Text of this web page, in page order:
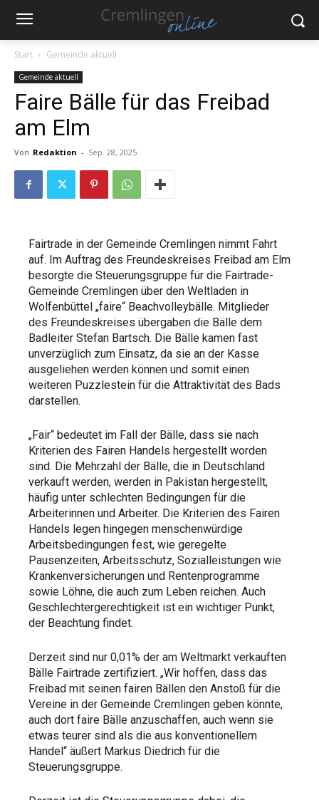
Start Gemeinde aktuell
Gemeinde aktuell
Faire Bälle für das Freibad
am Elm
Von Redaktion - Sep. 28, 2025
Fairtrade in der Gemeinde Cremlingen nimmt Fahrt
auf. Im Auftrag des Freundeskreises Freibad am Elm
besorgte die Steuerungsgruppe für die Fairtrade-
Gemeinde Cremlingen über den Weltladen in
Wolfenbüttel „faire“ Beachvolleybälle. Mitglieder
des Freundeskreises übergaben die Bälle dem
Badleiter Stefan Bartsch. Die Bälle kamen fast
unverzüglich zum Einsatz, da sie an der Kasse
ausgeliehen werden können und somit einen
weiteren Puzzlestein für die Attraktivität des Bads
darstellen.
„Fair“ bedeutet im Fall der Bälle, dass sie nach
Kriterien des Fairen Handels hergestellt worden
sind. Die Mehrzahl der Bälle, die in Deutschland
verkauft werden, werden in Pakistan hergestellt,
häufig unter schlechten Bedingungen für die
Arbeiterinnen und Arbeiter. Die Kriterien des Fairen
Handels legen hingegen menschenwürdige
Arbeitsbedingungen fest, wie geregelte
Pausenzeiten, Arbeitsschutz, Sozialleistungen wie
Krankenversicherungen und Rentenprogramme
sowie Löhne, die auch zum Leben reichen. Auch
Geschlechtergerechtigkeit ist ein wichtiger Punkt,
der Beachtung findet.
Derzeit sind nur 0,01% der am Weltmarkt verkauften
Bälle Fairtrade zertifiziert. „Wir hoffen, dass das
Freibad mit seinen fairen Bällen den Anstoß für die
Vereine in der Gemeinde Cremlingen geben könnte,
auch dort faire Bälle anzuschaffen, auch wenn sie
etwas teurer sind als die aus konventionellem
Handel“ äußert Markus Diedrich für die
Steuerungsgruppe.